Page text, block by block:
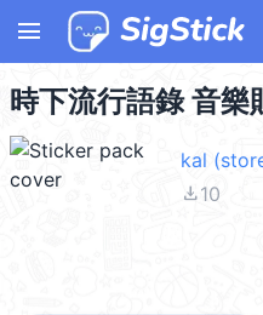
menu
時下流行語錄 音
kal
file_download10